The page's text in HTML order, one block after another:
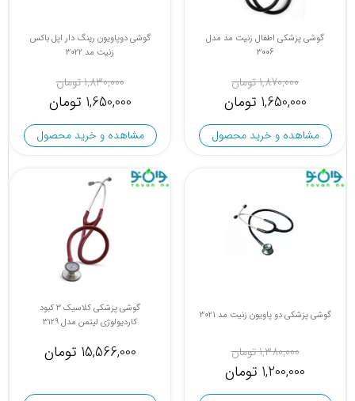
گوشی پزشکی اطفال زنیت مد مدل
3006
1,870,000 تومان
1,650,000 تومان
مشاهده و خرید محصول
گوشی دوپاویون رینگ دار اپل باکس
زنیت مد 3022
1,830,000 تومان
1,650,000 تومان
مشاهده و خرید محصول
گوشی پزشکی دو پاویون زنیت مد 3021
1,380,000 تومان
1,200,000 تومان
گوشی پزشکی کلاسیک 3 کبود
کاردیولوژی لیتمن مدل 3129
15,566,000 تومان